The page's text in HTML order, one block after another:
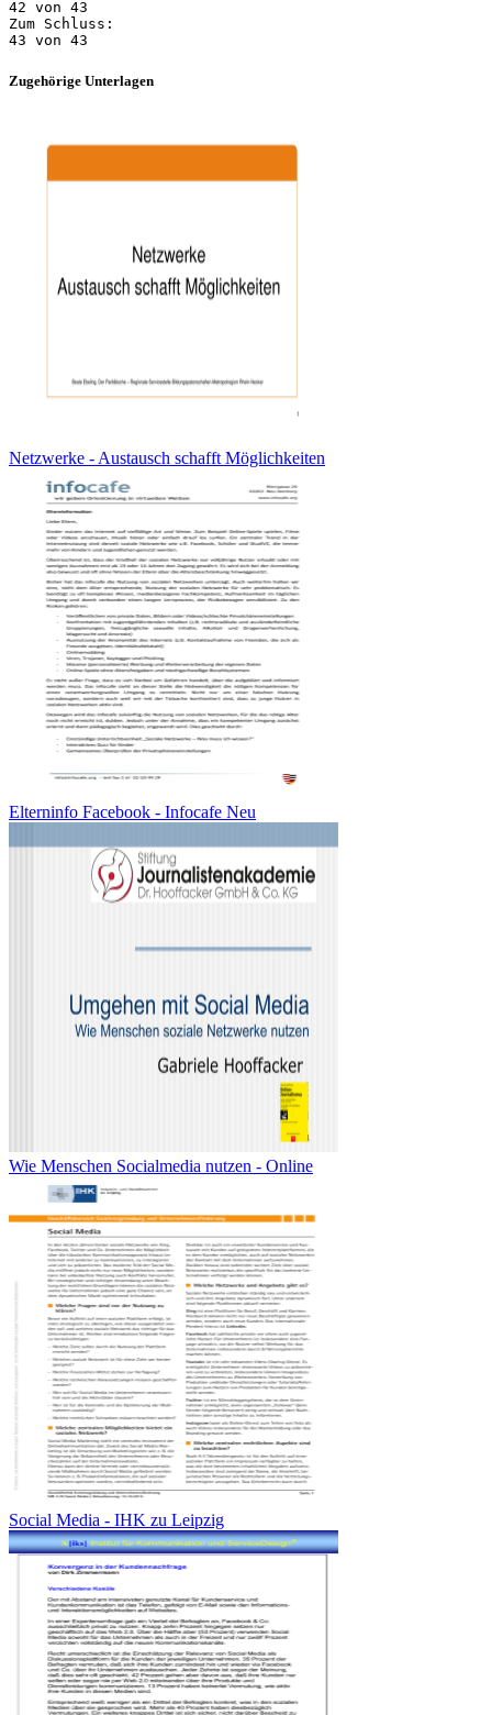
Zugehörige Unterlagen
Netzwerke - Austausch schafft Möglichkeiten
Elterninfo Facebook - Infocafe Neu
Wie Menschen Socialmedia nutzen - Online
Social Media - IHK zu Leipzig